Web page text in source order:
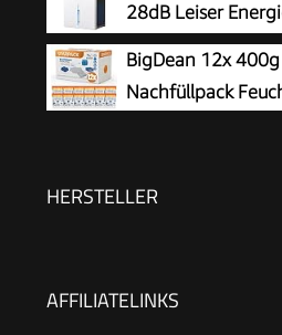
Geräuschreduzierung,
10DEN7-QA3(EU)
28dB Leiser
Raumentfeuchter
Wohnung Schlafzimmer,
Automatischer
BigDean 12x
Nachfüllpack
HERSTELLER
AFFILIATELINKS